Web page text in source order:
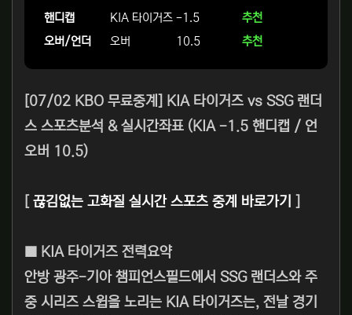
핸디캡
KIA 타이거즈 -1.5
추천
오버/언더
오버 10.5 추천
[07/02 KBO 무료중계] KIA 타이거즈 vs SSG 랜더
스 스포츠분석 & 실시간좌표 (KIA -1.5 핸디캡 / 언
오버 10.5)
끊김없는 고화질 실시간 스포츠 중계 바로가기
■ KIA 타이거즈 전력요약
안방 광주-기아 챔피언스필드에서 SSG 랜더스와 주
중 시리즈 스윕을 노리는 KIA 타이거즈는, 전날 경기